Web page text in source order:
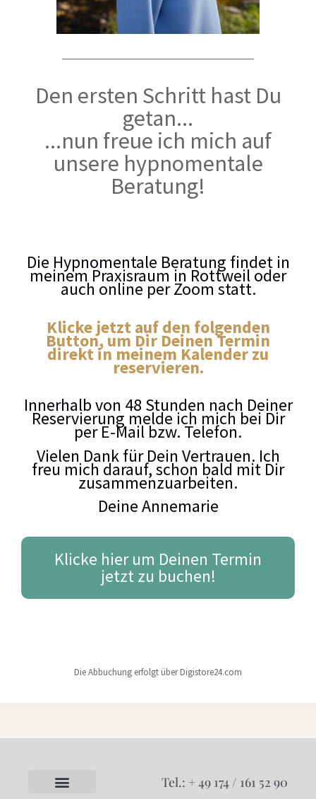
Den ersten Schritt hast Du
getan...
...nun freue ich mich auf
unsere hypnomentale
Beratung!
Die Hypnomentale Beratung findet in
meinem Praxisraum in Rottweil oder
auch online per Zoom statt.
Klicke jetzt auf den folgenden
Button, um Dir Deinen Termin
direkt in meinem Kalender zu
reservieren.
Innerhalb von 48 Stunden nach Deiner
Reservierung melde ich mich bei Dir
per E-Mail bzw. Telefon.
Vielen Dank für Dein Vertrauen. Ich
freu mich darauf, schon bald mit Dir
zusammenzuarbeiten.
Deine Annemarie
Klicke hier um Deinen Termin
jetzt zu buchen!
Die Abbuchung erfolgt über Digistore24.com
Tel.: + 49 174 / 161 52 90